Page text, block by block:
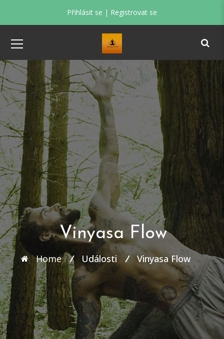
Přihlásit se | Registrovat se
Vinyasa Flow
Home Události Vinyasa Flow